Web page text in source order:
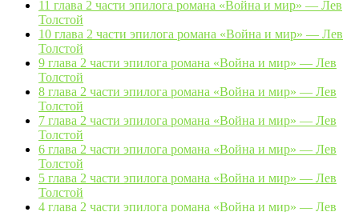
11 глава 2 части эпилога романа «Война и мир» — Лев
Толстой
10 глава 2 части эпилога романа «Война и мир» — Лев
Толстой
9 глава 2 части эпилога романа «Война и мир» — Лев
Толстой
8 глава 2 части эпилога романа «Война и мир» — Лев
Толстой
7 глава 2 части эпилога романа «Война и мир» — Лев
Толстой
6 глава 2 части эпилога романа «Война и мир» — Лев
Толстой
5 глава 2 части эпилога романа «Война и мир» — Лев
Толстой
4 глава 2 части эпилога романа «Война и мир» — Лев